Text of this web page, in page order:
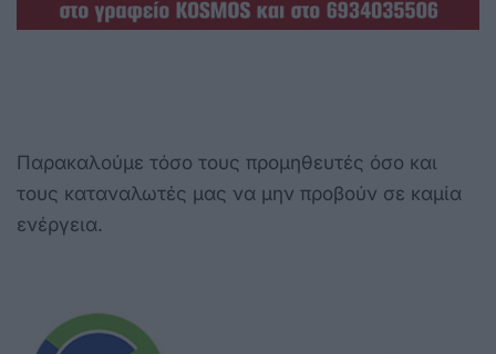
Παρακαλούμε τόσο τους προμηθευτές όσο και
τους καταναλωτές μας να μην προβούν σε καμία
ενέργεια.